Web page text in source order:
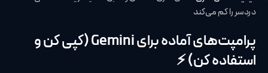
دردسر را کم می‌کند
پرامپت‌های آماده برای Gemini (کپی کن و
استفاده کن) ⚡️